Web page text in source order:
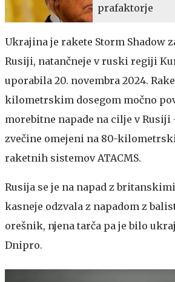
prafaktorje
Ukrajina je rakete Storm Shadow
Rusiji, natančneje v ruski regiji
uporabila 20. novembra 2024.
kilometrskim dosegom močno
morebitne napade na cilje v
zvečine omejeni na 80-
raketnih sistemov ATACMS.
Rusija se je na napad z
kasneje odzvala z napadom z
orešnik, njena tarča pa je bilo
Dnipro.